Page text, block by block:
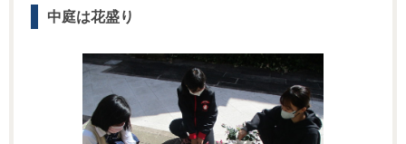
中庭は花盛り